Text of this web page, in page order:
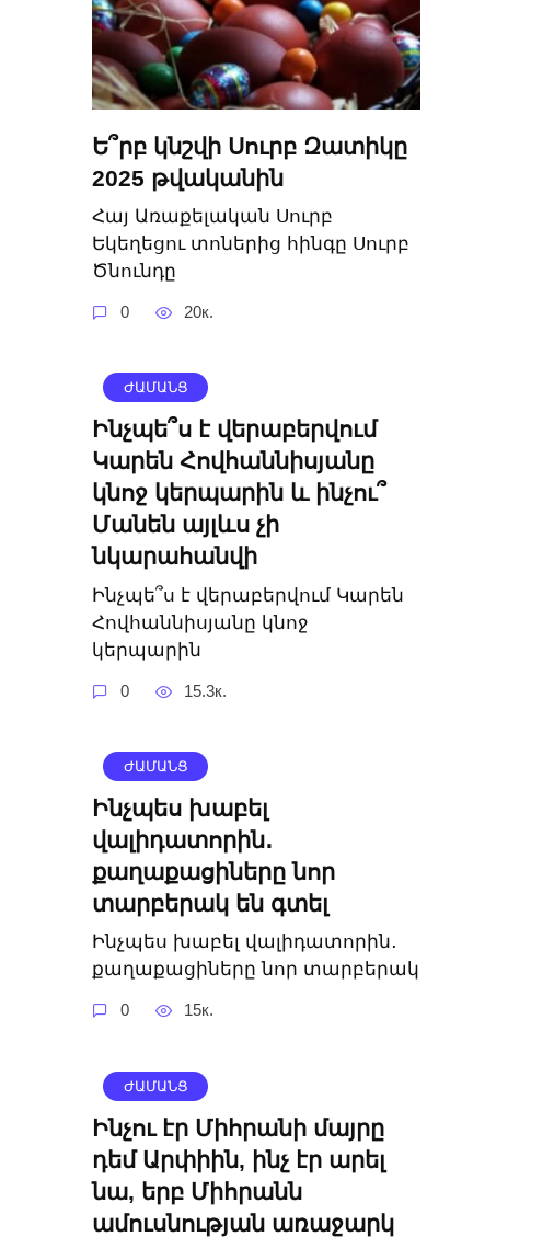
Ե՞րբ կնշվի Սուրբ Զատիկը
2025 թվականին
Հայ Առաքելական Սուրբ
Եկեղեցու տոներից հինգը Սուրբ
Ծնունդը
0 20к.
ԺԱՄԱՆՑ
Ինչպե՞ս է վերաբերվում
Կարեն Հովհաննիսյանը
կնոջ կերպարին և ինչու՞
Մանեն այլևս չի
նկարահանվի
Ինչպե՞ս է վերաբերվում Կարեն
Հովհաննիսյանը կնոջ
կերպարին
0 15.3к.
ԺԱՄԱՆՑ
Ինչպես խաբել
վալիդատորին․
քաղաքացիները նոր
տարբերակ են գտել
Ինչպես խաբել վալիդատորին․
քաղաքացիները նոր տարբերակ
0 15к.
ԺԱՄԱՆՑ
Ինչու էր Միհրանի մայրը
դեմ Արփիին, ինչ էր արել
նա, երբ Միհրանն
ամուսնության առաջարկ